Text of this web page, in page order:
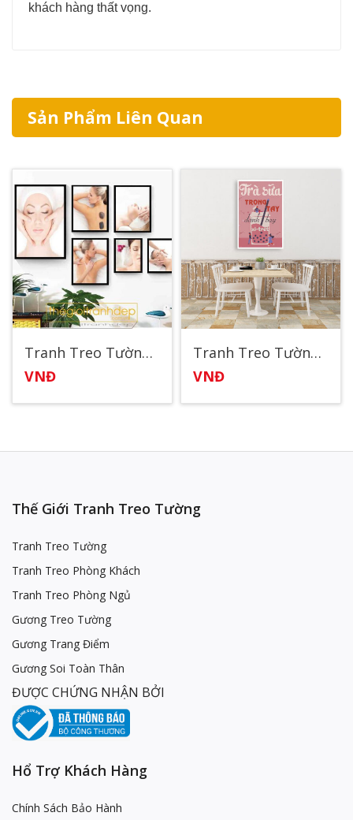
khách hàng thất vọng.
Sản Phẩm Liên Quan
Tranh Treo Tường Spa51
VNĐ
Tranh Treo Tường Quán Cafe 10
VNĐ
Thế Giới Tranh Treo Tường
Tranh Treo Tường
Tranh Treo Phòng Khách
Tranh Treo Phòng Ngủ
Gương Treo Tường
Gương Trang Điểm
Gương Soi Toàn Thân
ĐƯỢC CHỨNG NHẬN BỞI
Hổ Trợ Khách Hàng
Chính Sách Bảo Hành